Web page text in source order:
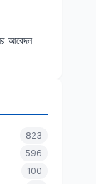
আবেদন
823
596
100